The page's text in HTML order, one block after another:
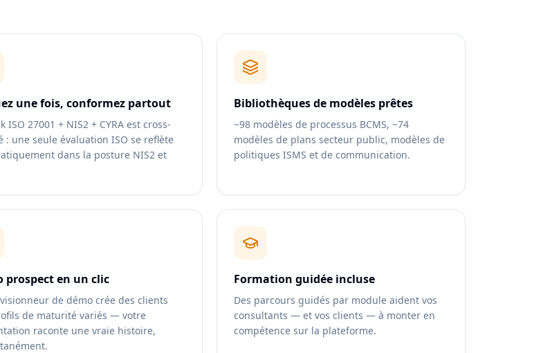
une fois, conformez partout
ISO 27001 + NIS2 + CYRA est cross-
: une seule évaluation ISO se reflète
dans la posture NIS2 et
Bibliothèques de modèles prêtes
~98 modèles de processus BCMS, ~74
modèles de plans secteur public, modèles de
politiques ISMS et de communication.
prospect en un clic
de démo crée des clients
de maturité variés — votre
raconte une vraie histoire,
Formation guidée incluse
Des parcours guidés par module aident vos
consultants — et vos clients — à monter en
compétence sur la plateforme.